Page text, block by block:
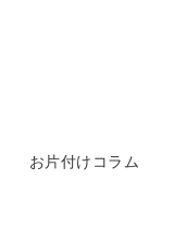
お片付けコラム